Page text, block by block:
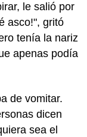
le salió por
asco!", gritó
tenía la nariz
apenas podía
de vomitar.
dicen
sea el